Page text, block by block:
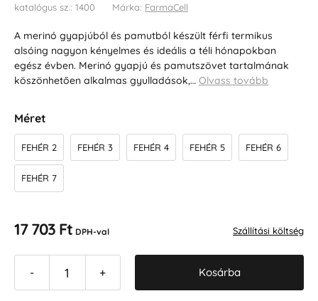
katalógus sz.: 1400 Márka: FarmaCell
A merinó gyapjúból és pamutból készült férfi termikus
alsóing nagyon kényelmes és ideális a téli hónapokban
egész évben. Merinó gyapjú és pamutszövet tartalmának
köszönhetően alkalmas gyulladások,… Olvass tovább
Méret
FEHÉR 2 FEHÉR 3 FEHÉR 4 FEHÉR 5 FEHÉR 6
FEHÉR 7
17 703 Ft DPH-val Szállítási költség
- + Kosárba